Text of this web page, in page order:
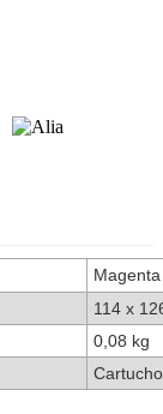
114 x
0,08 kg